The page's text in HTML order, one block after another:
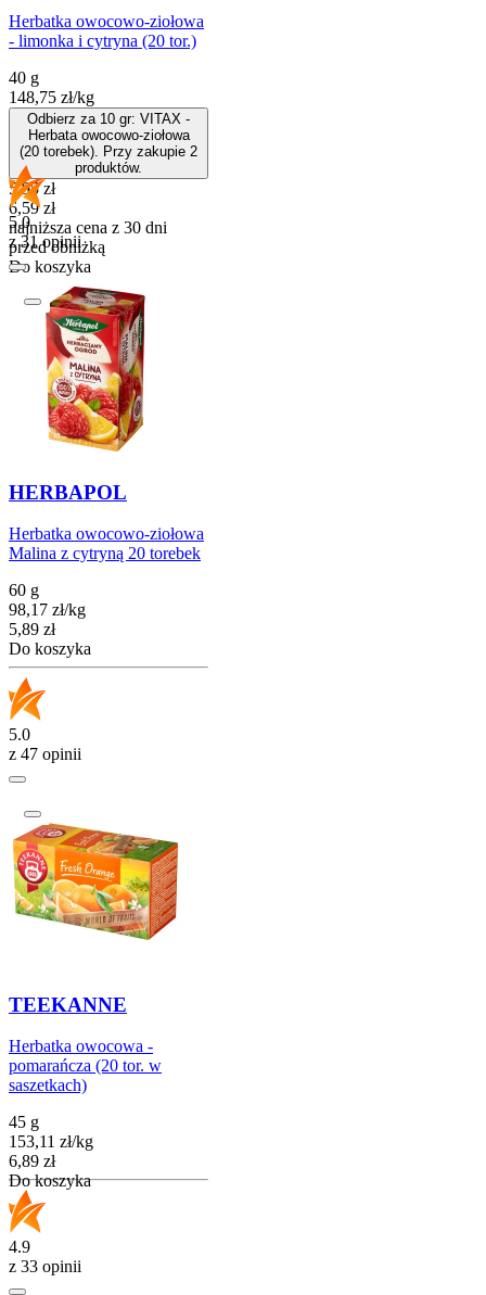
Herbatka owocowo-ziołowa
- limonka i cytryna (20 tor.)
40 g
148,75 zł/kg
Odbierz za 10 gr: VITAX -
Herbata owocowo-ziołowa
(20 torebek). Przy zakupie 2
produktów.
Cena promocyjna
5,95 zł
6,59 zł
najniższa cena z 30 dni
przed obniżką
Do koszyka
5.0
z 31 opinii
HERBAPOL
Herbatka owocowo-ziołowa
Malina z cytryną 20 torebek
60 g
98,17 zł/kg
Cena
5,89 zł
Do koszyka
5.0
z 47 opinii
TEEKANNE
Herbatka owocowa -
pomarańcza (20 tor. w
saszetkach)
45 g
153,11 zł/kg
Cena
6,89 zł
Do koszyka
4.9
z 33 opinii